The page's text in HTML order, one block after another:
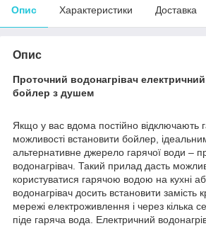
Опис Характеристики Доставка
Опис
Проточний водонагрівач
бойлер з душем
Якщо у вас вдома постійно відключають
можливості встановити бойлер,
альтернативне джерело гарячої води –
водонагрівач. Такий прилад дасть
користуватися гарячою водою на кухні
водонагрівач досить встановити замість
мережі електроживлення і через кілька
піде гаряча вода. Електричний